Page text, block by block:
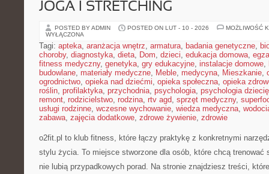
JOGA I STRETCHING
POSTED BY ADMIN POSTED ON LUT - 10 - 2026
MOŻLIWOŚĆ
WYŁĄCZONA
Tagi: apteka, aranżacja wnętrz, armatura, badania genetyczne,
choroby, diagnostyka, dieta, Dom, dzieci, edukacja domowa,
fitness medyczny, genetyka, gry edukacyjne, instalacje domowe,
budowlane, materiały medyczne, Meble, medycyna, Mieszkanie,
ogrodnictwo, opieka nad dziećmi, opieka społeczna, opieka
roślin, profilaktyka, przychodnia, psychologia, psychologia
remont, rodzicielstwo, rodzina, rtv agd, sprzęt medyczny,
usługi rodzinne, wczesne wychowanie, wiedza medyczna,
zabawa, zajęcia dodatkowe, zdrowe żywienie, zdrowie
o2fit.pl to klub fitness, które łączy praktykę z konkretnymi
stylu życia. To miejsce stworzone dla osób, które chcą trenować
nie lubią przypadkowych porad. Na stronie znajdziesz treści,